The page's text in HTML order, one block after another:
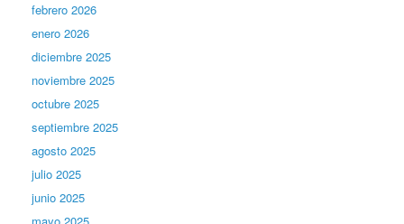
febrero 2026
enero 2026
diciembre 2025
noviembre 2025
octubre 2025
septiembre 2025
agosto 2025
julio 2025
junio 2025